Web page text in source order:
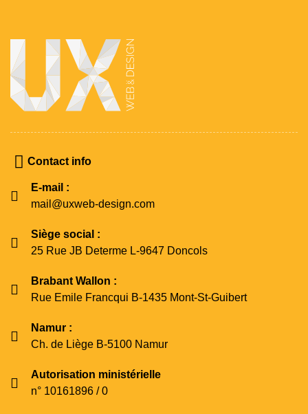
Contact info
E-mail :
mail@uxweb-design.com
Siège social :
25 Rue JB Determe L-9647 Doncols
Brabant Wallon :
Rue Emile Francqui B-1435 Mont-St-Guibert
Namur :
Ch. de Liège B-5100 Namur
Autorisation ministérielle
n° 10161896 / 0